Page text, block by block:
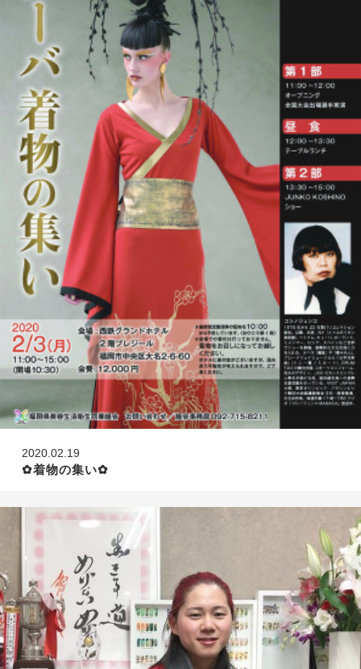
2020.02.19
✿︎着物の集い✿︎